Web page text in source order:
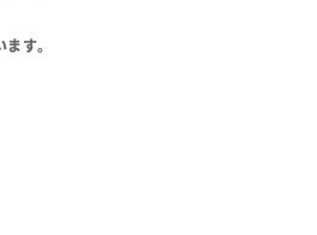
す。